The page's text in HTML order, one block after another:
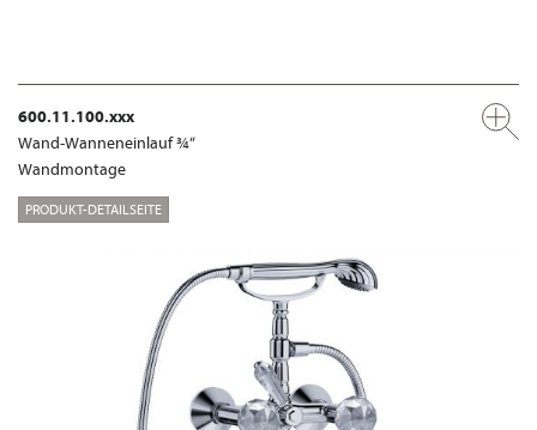
600.11.100.xxx
Wand-Wanneneinlauf ¾“
Wandmontage
PRODUKT-DETAILSEITE